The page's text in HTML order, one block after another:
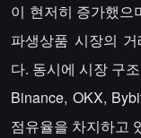
이 현저히 증가했으
파생상품 시장의
다. 동시에 시장 구
Binance, OKX,
점유율을 차지하고